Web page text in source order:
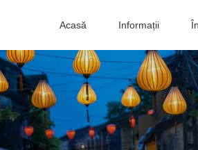
Acasă Informații